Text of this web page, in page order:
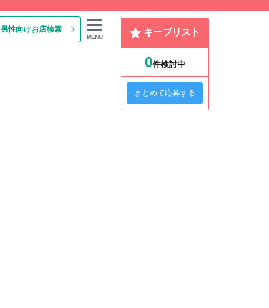
男性向けお店検索
MENU キープリスト
0件検討中
まとめて応募する